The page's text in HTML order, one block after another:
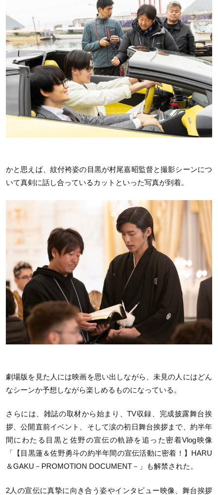
かと思えば、紋付袴姿の目黒が村尾嘉昭監督と撮影シーンにつ
いて真剣に話し合っているカットといった写真が到着。
劇場版を見た人には映画を思い出しながら、未見の人にはどん
なシーンか予想しながら楽しめるものになっている。
さらには、雑誌の取材から始まり、TV収録、完成披露舞台挨
拶、公開直前イベント、そして涙の初日舞台挨拶まで、約半年
間にわたる目黒と佐野の宣伝の軌跡を追った密着Vlog映像
「【目黒蓮＆佐野勇斗の約半年間の宣伝活動に密着！】HARU
＆GAKU－PROMOTION DOCUMENT－」も解禁された。
2人の宣伝に真摯に向き合う姿やインタビュー映像、舞台挨拶